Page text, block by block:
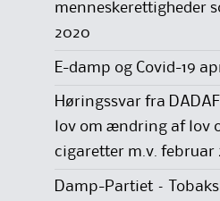
menneskerettigheder
2020
E-damp og Covid-19
Høringssvar fra
lov om ændring af lov
cigaretter m.v. februar
Damp-Partiet –